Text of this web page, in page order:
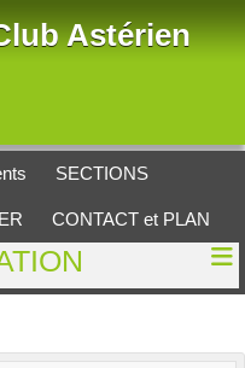
Astérien
SECTIONS
CONTACT et PLAN